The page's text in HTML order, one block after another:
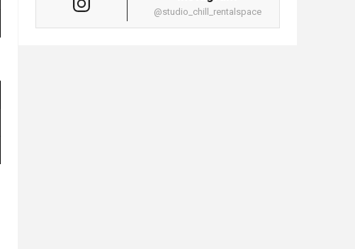
@studio_chill_rentalspace